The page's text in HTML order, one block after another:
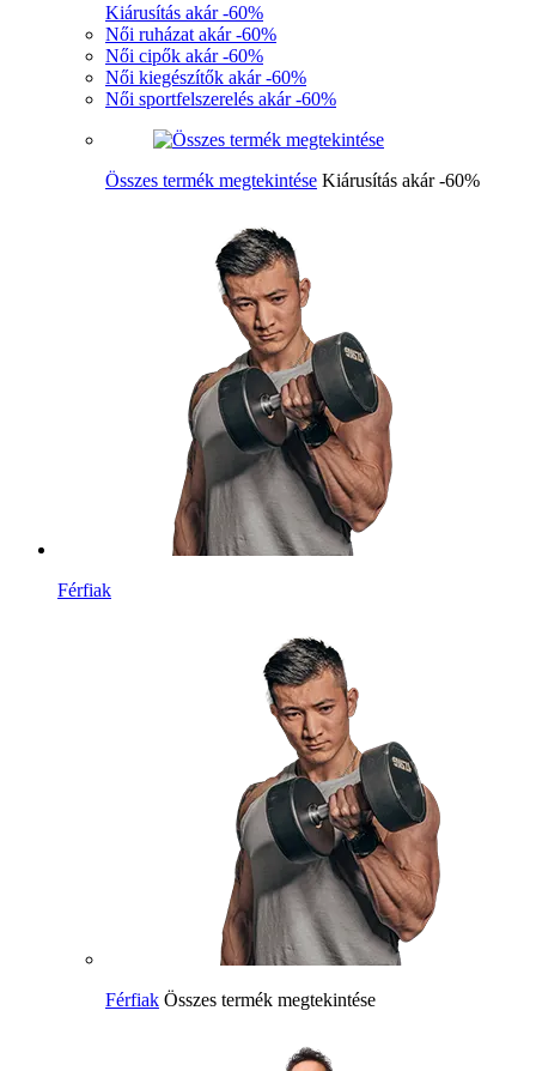
Kiárusítás akár -60%
Női ruházat akár -60%
Női cipők akár -60%
Női kiegészítők akár -60%
Női sportfelszerelés akár -60%
Összes termék megtekintése Kiárusítás akár -60%
Férfiak
Férfiak Összes termék megtekintése